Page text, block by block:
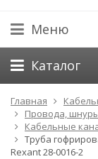
Меню
Каталог
Главная
Провода,
Кабельные
Труба
Rexant 28-0016-2